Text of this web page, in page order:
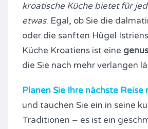
kroatische Küche bietet für
etwas. Egal, ob Sie die
oder die sanften Hügel
Küche Kroatiens ist eine
die Sie nach mehr verlangen
Planen Sie Ihre nächste Reise
und tauchen Sie ein in seine
Traditionen – es ist ein